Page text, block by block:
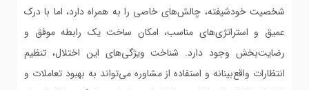
شخصیت خودشیفته، چالش‌های خاصی را به همراه دارد، اما با درک
عمیق و استراتژی‌های مناسب، امکان ساخت یک رابطه موفق و
رضایت‌بخش وجود دارد. شناخت ویژگی‌های این اختلال، تنظیم
انتظارات واقع‌بینانه و استفاده از مشاوره می‌تواند به بهبود تعاملات و